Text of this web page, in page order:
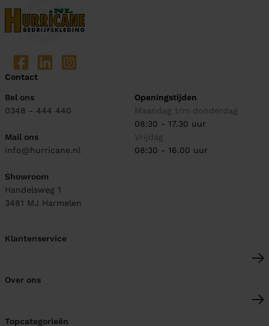
Contact
Bel ons
0348 - 444 440
Mail ons
info@hurricane.nl
Showroom
Handelsweg 1
3481 MJ Harmelen
Openingstijden
Maandag t/m donderdag
08:30 - 17.30 uur
Vrijdag
08:30 - 16.00 uur
Klantenservice
Over ons
Topcategorieën